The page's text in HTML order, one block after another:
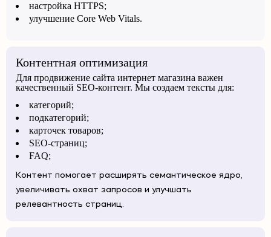
настройка HTTPS;
улучшение Core Web Vitals.
Контентная оптимизация
Для продвижение сайта интернет магазина важен
качественный SEO-контент. Мы создаем тексты для:
категорий;
подкатегорий;
карточек товаров;
SEO-страниц;
FAQ;
Контент помогает расширять семантическое ядро,
увеличивать охват запросов и улучшать
релевантность страниц.